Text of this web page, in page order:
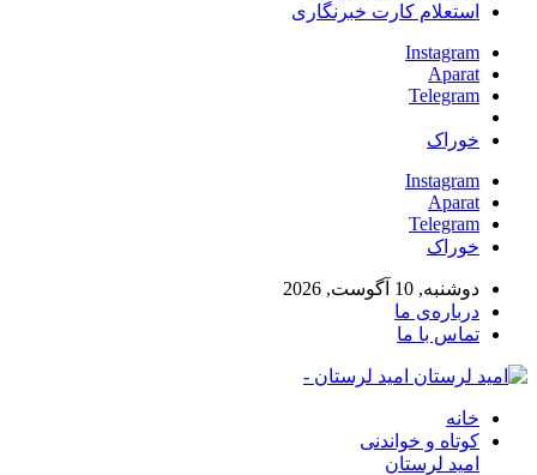
استعلام کارت خبرنگاری
Instagram
Aparat
Telegram
خوراک
Instagram
Aparat
Telegram
خوراک
دوشنبه, 10 آگوست, 2026
درباره‌ی ما
تماس با ما
امید لرستان -
خانه
کوتاه و خواندنی
امید لرستان